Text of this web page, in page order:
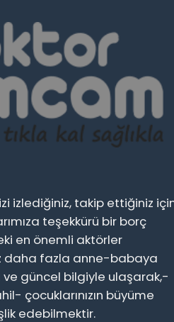
izlediğiniz, takip ettiğiniz
teşekkürü bir borç
en önemli aktörler
daha fazla anne-babaya
ve güncel bilgiyle ulaşarak,-
çocuklarınızın büyüme
edebilmektir.